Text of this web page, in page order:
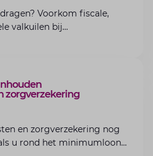
Voorkom fiscale,
valkuilen bij
zorgverzekering
en zorgverzekering nog
u rond het minimumloon